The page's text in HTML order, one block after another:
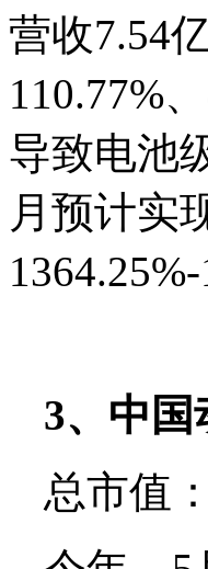
营收7.54
110.77%
导致电池
月预计实
1364.25%-
3、中国
总市值